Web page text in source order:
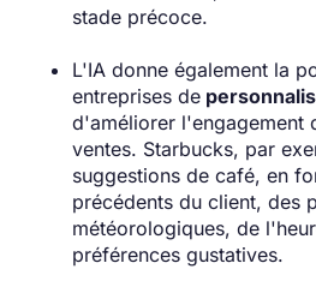
stade précoce.
L'IA donne également la
entreprises de
d'améliorer l'engagement
ventes. Starbucks, par
suggestions de café, en
précédents du client, des
météorologiques, de
préférences gustatives.